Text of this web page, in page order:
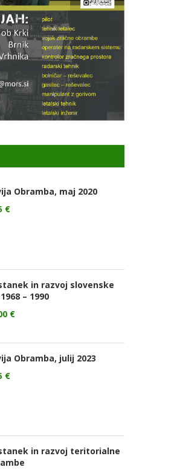
Obramba, maj 2020
€
in razvoj slovenske
– 1990
€
Obramba, julij 2023
€
in razvoj teritorialne